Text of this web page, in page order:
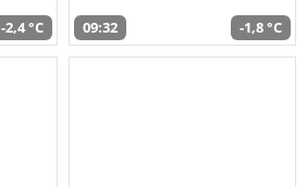
-2,4 °C 09:32 -1,8 °C